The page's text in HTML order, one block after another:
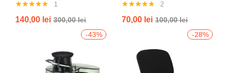
5.00din 5
1
140,00 lei 300,00lei
5.00din 5
2
70,00 lei 100,00lei
-43%
-28%